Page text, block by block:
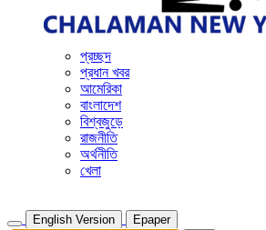
প্রচ্ছদ
প্রধান খবর
আমেরিকা
বাংলাদেশ
বিশ্বজুড়ে
রাজনীতি
অর্থনীতি
খেলা
English Version
Epaper